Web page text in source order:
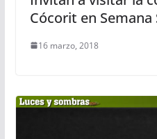
Cócorit en Semana
16 marzo, 2018